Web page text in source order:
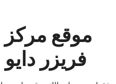
موقع مركز
فريزر دايو